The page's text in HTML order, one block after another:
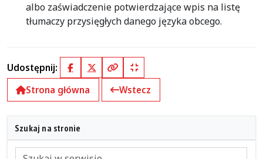
albo zaświadczenie potwierdzające wpis na listę
tłumaczy przysięgłych danego języka obcego.
Udostępnij: FacebookX (Twitter)
Kopiuj pełny link
Kopiuj krótki link
Strona główna
Wstecz
Szukaj na stronie